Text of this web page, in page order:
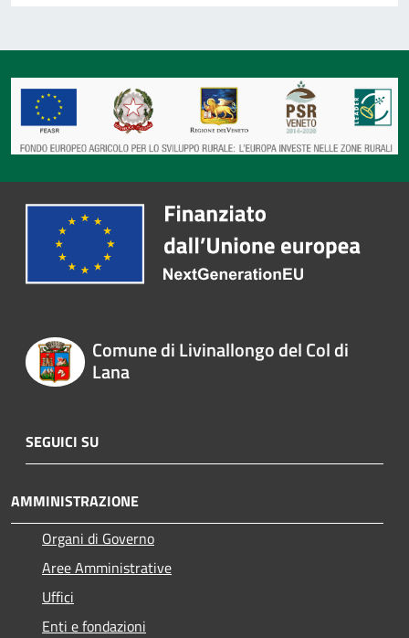
Comune di Livinallongo del Col di
Lana
SEGUICI SU
AMMINISTRAZIONE
Organi di Governo
Aree Amministrative
Uffici
Enti e fondazioni